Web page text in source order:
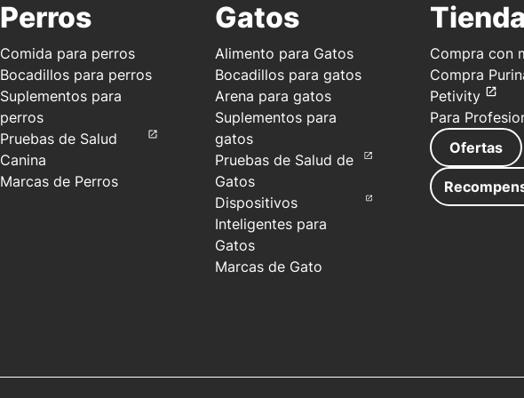
Agotado Vista
Grove
614-
2430
Grove
2920
614-
Perros
Comida para perros
Bocadillos para perros
Suplementos para
perros
Pruebas de Salud
Canina
Marcas de Perros
Gatos
Alimento para Gatos
Bocadillos para gatos
Arena para gatos
Suplementos para
gatos
Pruebas de Salud de
Gatos
Dispositivos
Inteligentes para
Gatos
Marcas de Gato
Tienda
Compra con
Compra
Petivity
Para
Ofertas